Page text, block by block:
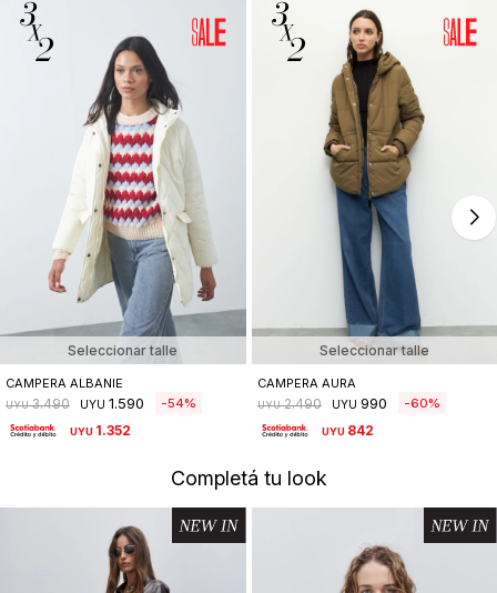
Seleccionar talle
CAMPERA ALBANIE
UYU 3.490 UYU 1.590 54
UYU 1.352
Seleccionar talle
CAMPERA AURA
UYU 2.490 UYU 990 60
UYU 842
Completá tu look